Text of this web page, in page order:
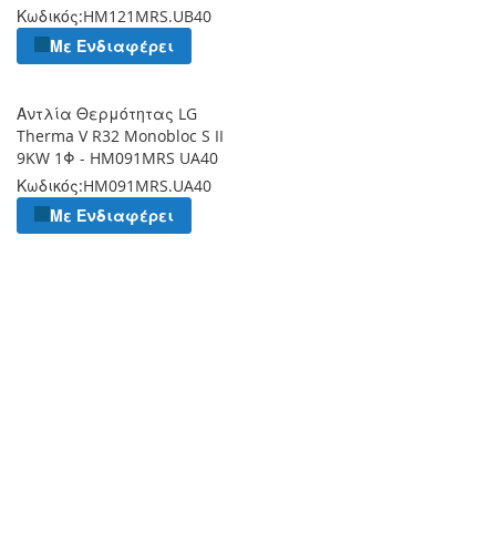
Κωδικός:HM121MRS.UB40
Με Ενδιαφέρει
Αντλία Θερμότητας LG
Therma V R32 Monobloc S II
9KW 1Φ - HM091MRS UA40
Κωδικός:HM091MRS.UA40
Με Ενδιαφέρει